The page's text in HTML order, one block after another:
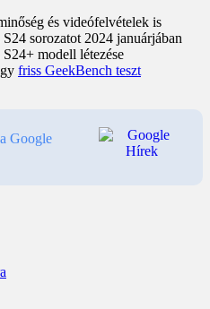
és videófelvételek is
sorozatot 2024 januárjában
modell létezése
friss GeekBench teszt
Google